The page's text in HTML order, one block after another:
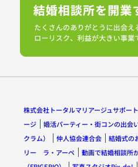
株式会社トータルマリアージュサポート
ージ
婚活パーティー・街コンの出会
クラム）
仲人協会連合会 結婚式の
リー ラ・アーペ
動画で結婚相談所